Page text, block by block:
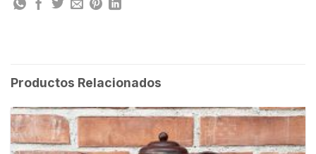
Productos Relacionados